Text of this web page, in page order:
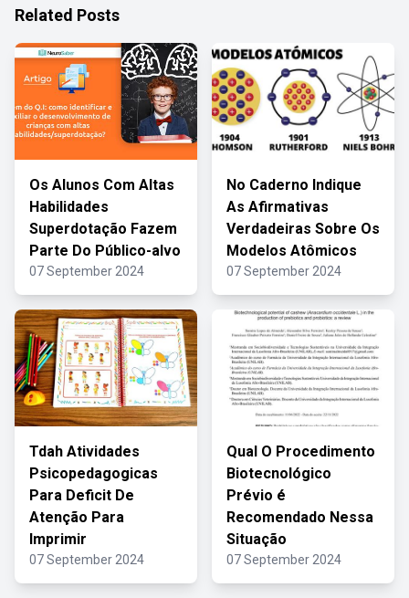
Related Posts
Os Alunos Com Altas
Habilidades
Superdotação Fazem
Parte Do Público-alvo
07 September 2024
No Caderno Indique
As Afirmativas
Verdadeiras Sobre Os
Modelos Atômicos
07 September 2024
Tdah Atividades
Psicopedagogicas
Para Deficit De
Atenção Para
Imprimir
07 September 2024
Qual O Procedimento
Biotecnológico
Prévio é
Recomendado Nessa
Situação
07 September 2024